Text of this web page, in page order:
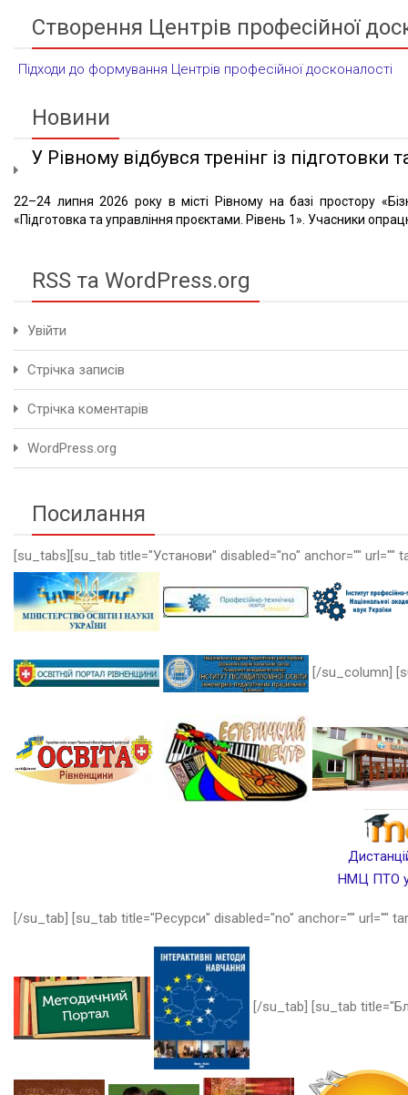
Створення Центрів професійної
Підходи до формування Центрів професійної досконалості
Новини
У Рівному відбувся тренінг із підготовки
22–24 липня 2026 року в місті Рівному на базі простору
«Підготовка та управління проєктами. Рівень 1». Учасники
RSS та WordPress.org
Увійти
Стрічка записів
Стрічка коментарів
WordPress.org
Посилання
[su_tabs][su_tab title="Установи" disabled="no" anchor=""
[/su_column]
НМЦ ПТО у
[/su_tab] [su_tab title="Ресурси" disabled="no" anchor="" url=""
[/su_tab] [su_tab